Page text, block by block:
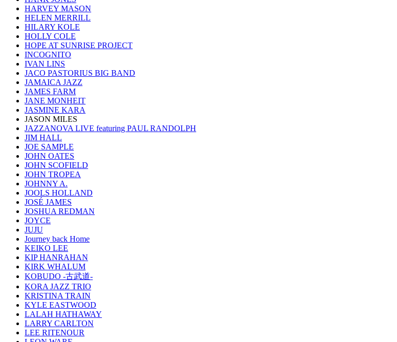
HARVEY MASON
HELEN MERRILL
HILARY KOLE
HOLLY COLE
HOPE AT SUNRISE PROJECT
INCOGNITO
IVAN LINS
JACO PASTORIUS BIG BAND
JAMAICA JAZZ
JAMES FARM
JANE MONHEIT
JASMINE KARA
JASON MILES
JAZZANOVA LIVE featuring PAUL RANDOLPH
JIM HALL
JOE SAMPLE
JOHN OATES
JOHN SCOFIELD
JOHN TROPEA
JOHNNY A.
JOOLS HOLLAND
JOSÉ JAMES
JOSHUA REDMAN
JOYCE
JUJU
Journey back Home
KEIKO LEE
KIP HANRAHAN
KIRK WHALUM
KOBUDO -古武道-
KORA JAZZ TRIO
KRISTINA TRAIN
KYLE EASTWOOD
LALAH HATHAWAY
LARRY CARLTON
LEE RITENOUR